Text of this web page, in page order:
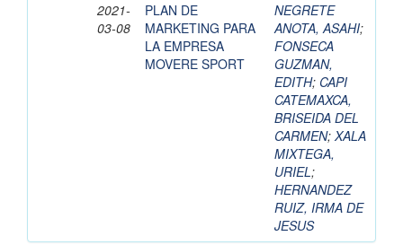
2021-
03-08
PLAN DE
MARKETING PARA
LA EMPRESA
MOVERE SPORT
NEGRETE
ANOTA, ASAHI;
FONSECA
GUZMAN,
EDITH; CAPI
CATEMAXCA,
BRISEIDA DEL
CARMEN; XALA
MIXTEGA,
URIEL;
HERNANDEZ
RUIZ, IRMA DE
JESUS